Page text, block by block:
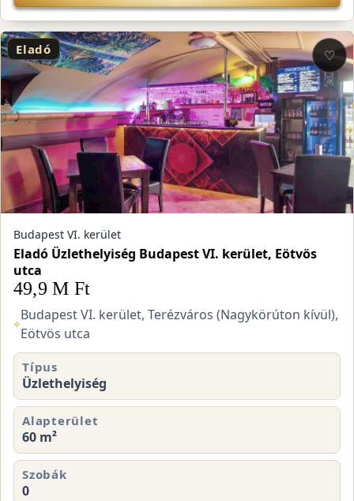
Eladó ♡
Budapest VI. kerület
Eladó Üzlethelyiség Budapest VI. kerület, Eötvös
utca
49,9 M Ft
⌖
Budapest VI. kerület, Terézváros (Nagykörúton kívül),
Eötvös utca
Típus
Üzlethelyiség
Alapterület
60 m²
Szobák
0